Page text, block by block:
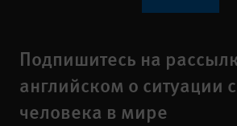
Подпишитесь на
английском о ситуации
человека в мире